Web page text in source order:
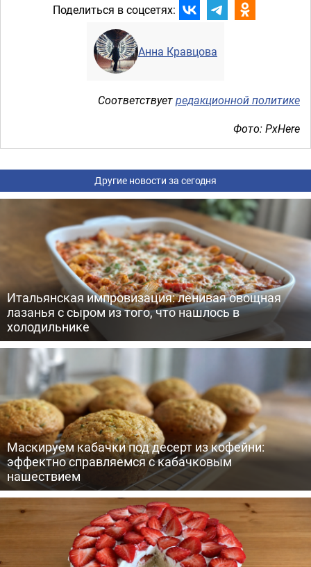
Поделиться в соцсетях:
Анна Кравцова
Соответствуетредакционной политике
Фото: PxHere
Другие новости за сегодня
Итальянская импровизация: ленивая овощная
лазанья с сыром из того, что нашлось в
холодильнике
Маскируем кабачки под десерт из кофейни:
эффектно справляемся с кабачковым
нашествием